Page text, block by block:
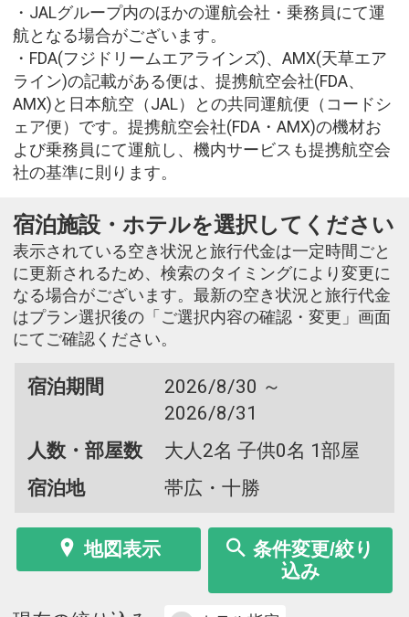
・JALグループ内のほかの運航会社・乗務員にて運
航となる場合がございます。
・FDA(フジドリームエアラインズ)、AMX(天草エア
ライン)の記載がある便は、提携航空会社(FDA、
AMX)と日本航空（JAL）との共同運航便（コードシ
ェア便）です。提携航空会社(FDA・AMX)の機材お
よび乗務員にて運航し、機内サービスも提携航空会
社の基準に則ります。
宿泊施設・ホテルを選択してください
表示されている空き状況と旅行代金は一定時間ごと
に更新されるため、検索のタイミングにより変更に
なる場合がございます。最新の空き状況と旅行代金
はプラン選択後の「ご選択内容の確認・変更」画面
にてご確認ください。
宿泊期間
2026/8/30 ～
2026/8/31
人数・部屋数
大人2名 子供0名 1部屋
宿泊地
帯広・十勝
地図表示
条件変更/絞り
込み